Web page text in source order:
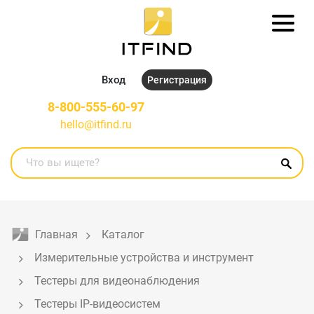
Вход Регистрация
8-800-555-60-97
hello@itfind.ru
Главная
Каталог
Измерительные устройства и инструмент
Тестеры для видеонаблюдения
Тестеры IP-видеосистем